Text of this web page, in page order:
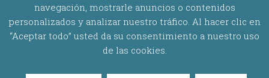
AVISO LEGAL
Copyright © 2026 Latam Networks. Todos los derechos reservados.
navegación, mostrarle anuncios o contenidos
personalizados y analizar nuestro tráfico. Al hacer clic en
“Aceptar todo” usted da su consentimiento a nuestro uso
de las cookies.